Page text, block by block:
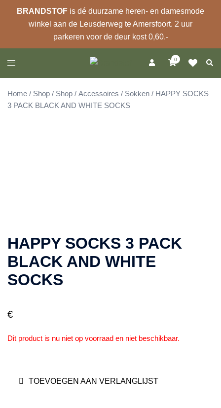
BRANDSTOF is dé duurzame heren- en damesmode
winkel aan de Leusderweg te Amersfoort. 2 uur
parkeren voor de deur kost 0,60.-
naar
de
inhoud
Toggle
0
Home / Shop / Shop / Accessoires / Sokken / HAPPY SOCKS
3 PACK BLACK AND WHITE SOCKS
HAPPY SOCKS 3 PACK
BLACK AND WHITE
SOCKS
€
Dit product is nu niet op voorraad en niet beschikbaar.
TOEVOEGEN AAN VERLANGLIJST